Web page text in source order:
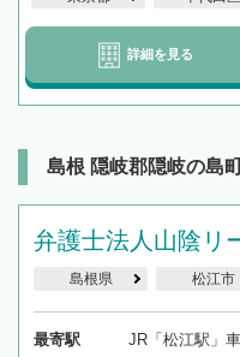
詳細を見る
島根 隠岐郡隠岐の島
弁護士法人山陰リ
島根県 松江市
最寄駅 JR「松江駅」